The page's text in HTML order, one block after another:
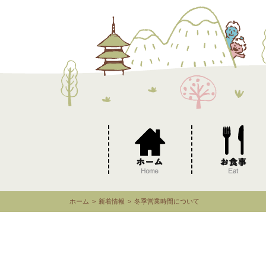
ホーム 新着情報 冬季営業時間について